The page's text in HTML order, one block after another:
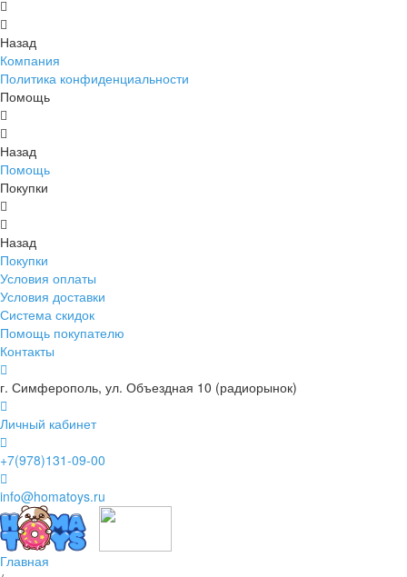
Назад
Компания
Политика конфиденциальности
Помощь
Назад
Помощь
Покупки
Назад
Покупки
Условия оплаты
Условия доставки
Система скидок
Помощь покупателю
Контакты
г. Симферополь, ул. Объездная 10 (радиорынок)
Личный кабинет
+7(978)131-09-00
info@homatoys.ru
Главная